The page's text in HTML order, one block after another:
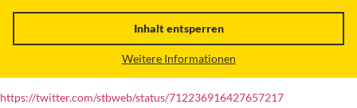
Inhalt entsperren
Weitere Informationen
https://twitter.com/stbweb/status/712236916427657217